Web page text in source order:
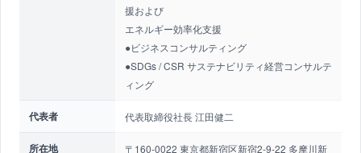
援および
エネルギー効率化支援
●ビジネスコンサルティング
●SDGs / CSR サステナビリティ経営コンサルテ
ィング
代表者 代表取締役社長 江田健二
所在地
〒160-0022 東京都新宿区新宿2-9-22 多摩川新